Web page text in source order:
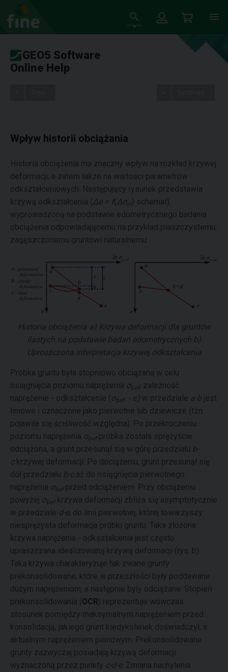
GEO5 Software
Online Help
Wpływ historii obciążania
Historia obciążenia ma znaczny wpływ na rozkład krzywej
deformacji, a zatem także na wartości parametrów
odkształceniowych. Następujący rysunek przedstawia
krzywą odkształcenia ( Δe = f( Δσef) schemat)
wyprowadzoną na podstawie edometrycznego badania
obciążenia odpowiadającemu na przykład piaszczystemu,
zagęszczonemu gruntowi naturalnemu.
Historia obciążenia a) Krzywa deformacji dla gruntów
ilastych na podstawie badań edometrycznych b)
Uproszczona interpretacja krzywej odkształcenia
Próbka gruntu była stopniowo obciążana w celu
osiągnięcia poziomu naprężenia σbef, zależność
naprężenie - odkształcenie ( σbef - ε ) w przedziale a-b jest
liniowe i oznaczone jako pierwotne lub dziewicze (tzn.
pojawiła się ściśliwość względna). Po przekroczeniu
poziomu naprężenia σbef próbka została sprężyście
odciążona, a grunt przesunął się w górę przedziału b-
ckrzywej deformacji. Po dociążeniu, grunt przesunął się
dół przedziału b-caż do osiągnięcia pierwotnego
naprężenia σbef przed odciążeniem. Przy obciążeniu
powyżej σbef krzywa deformacji zbliża się asymptotycznie
w przedziale d-e, do linii pierwotnej, której towarzyszy
niesprężysta deformacja próbki gruntu. Taka złożona
krzywa naprężenia - odkształcenia jest często
upraszczana idealizowaną krzywą deformacji (rys. b).
Taka krzywa charakteryzuje tak zwane grunty
prekonsolidowane, które w przeszłości były poddawane
dużym naprężeniom, a następnie były odciążane. Stopień
prekonsolidowania ( OCR) reprezentuje wówczas
stosunek pomiędzy maksymalnym naprężeniem przed
konsolidacją, jakiego grunt kiedykolwiek doświadczył, a
aktualnym naprężeniem pionowym. Prekonsolidowane
grunty zazwyczaj posiadają krzywą deformacji
wyznaczoną przez punkty c-d-e. Zmiana nachylenia